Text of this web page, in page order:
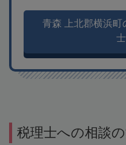
青森 上北郡横浜町
税理士への相談